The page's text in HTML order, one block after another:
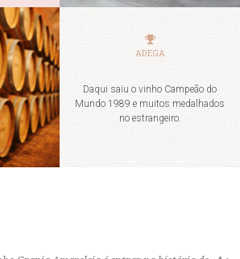
ADEGA
Daqui saiu o vinho Campeão do
Mundo 1989 e muitos medalhados
no estrangeiro.